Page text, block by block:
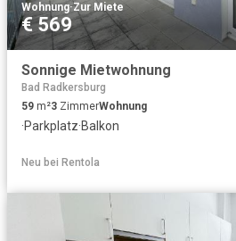
Wohnung·Zur Miete
€ 569
Sonnige Mietwohnung
Bad Radkersburg
59 m²3 ZimmerWohnung
·Parkplatz·Balkon
Neu bei Rentola